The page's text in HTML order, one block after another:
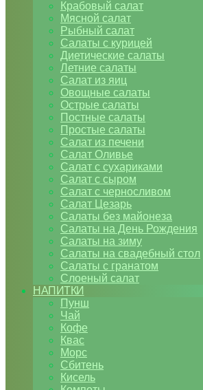
Крабовый салат
Мясной салат
Рыбный салат
Салаты с курицей
Диетические салаты
Летние салаты
Салат из яиц
Овощные салаты
Острые салаты
Постные салаты
Простые салаты
Салат из печени
Салат Оливье
Салат с сухариками
Салат с сыром
Салат с черносливом
Салат Цезарь
Салаты без майонеза
Салаты на День Рождения
Салаты на зиму
Салаты на свадебный стол
Салаты с гранатом
Слоеный салат
НАПИТКИ
Пунш
Чай
Кофе
Квас
Морс
Сбитень
Кисель